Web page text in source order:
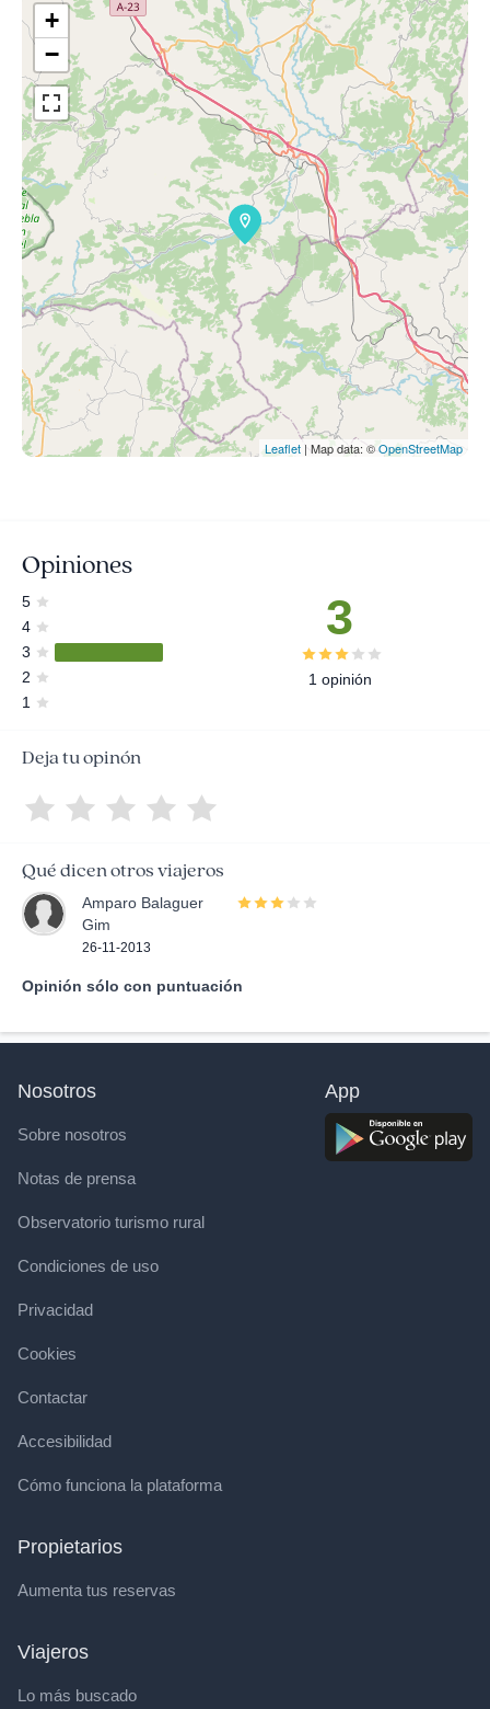
+
−
Leaflet | Map data: ©OpenStreetMap
Opiniones
5
4
3
2
1
3
1 opinión
Deja tu opinón
Qué dicen otros viajeros
Amparo Balaguer
Gim
26-11-2013
Opinión sólo con puntuación
Nosotros
Sobre nosotros
Notas de prensa
Observatorio turismo rural
Condiciones de uso
Privacidad
Cookies
Contactar
Accesibilidad
Cómo funciona la plataforma
Propietarios
Aumenta tus reservas
Viajeros
Lo más buscado
App